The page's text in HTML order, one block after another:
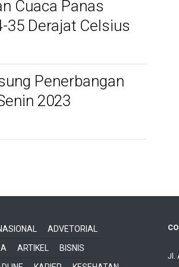
Cuaca Panas
35 Derajat Celsius
Penerbangan
2023
ADVETORIAL
ARTIKEL
BISNIS
Jl.